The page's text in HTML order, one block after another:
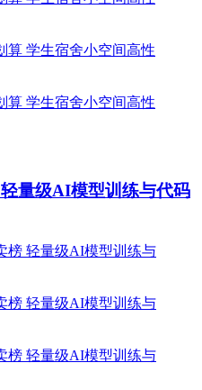
量级AI模型训练与代码